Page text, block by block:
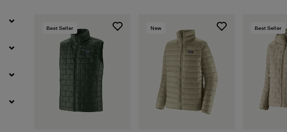
Best Seller New Best Seller